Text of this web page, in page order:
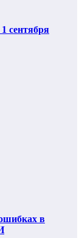
сентября
в